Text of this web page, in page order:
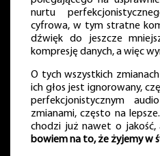
nurtu
cyfrowa, w tym stratne
dźwięk do jeszcze
kompresję danych, a więc
O tych wszystkich
ich głos jest ignorowany,
perfekcjonistycznym
zmianami, często na
chodzi już nawet o jakość,
bowiem na to, że żyjemy w